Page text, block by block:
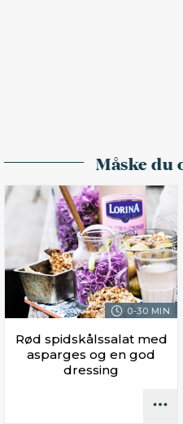
Måske du
0-30 MIN.
Rød spidskålssalat med
asparges og en god
dressing